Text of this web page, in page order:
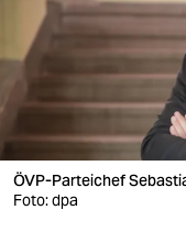
nord
wahrheit
verlag
verlag
veranstaltungen
ÖVP-Parteichef
Foto: dpa